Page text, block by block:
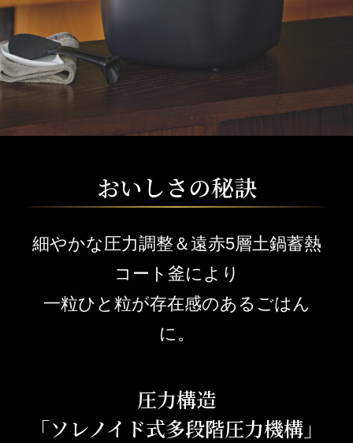
おいしさの秘訣
細やかな圧力調整＆遠赤5層土鍋蓄熱
コート釜により
一粒ひと粒が存在感のあるごはん
に。
圧力構造
「ソレノイド式多段階圧力機構」